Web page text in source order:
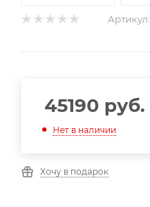
Артикул:
45190 руб.
Нет в наличии
Хочу в подарок